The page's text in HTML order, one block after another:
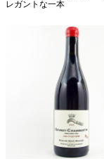
レガントな一本